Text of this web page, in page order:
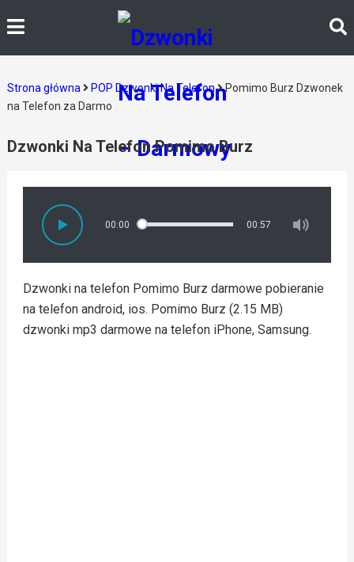
Strona główna POP Dzwonki Na Telefon
Pomimo Burz Dzwonek
na Telefon za Darmo
Dzwonki Na Telefon Pomimo Burz
00:00 00:57
Dzwonki na telefon Pomimo Burz darmowe pobieranie
na telefon android, ios. Pomimo Burz (2.15 MB)
dzwonki mp3 darmowe na telefon iPhone, Samsung.